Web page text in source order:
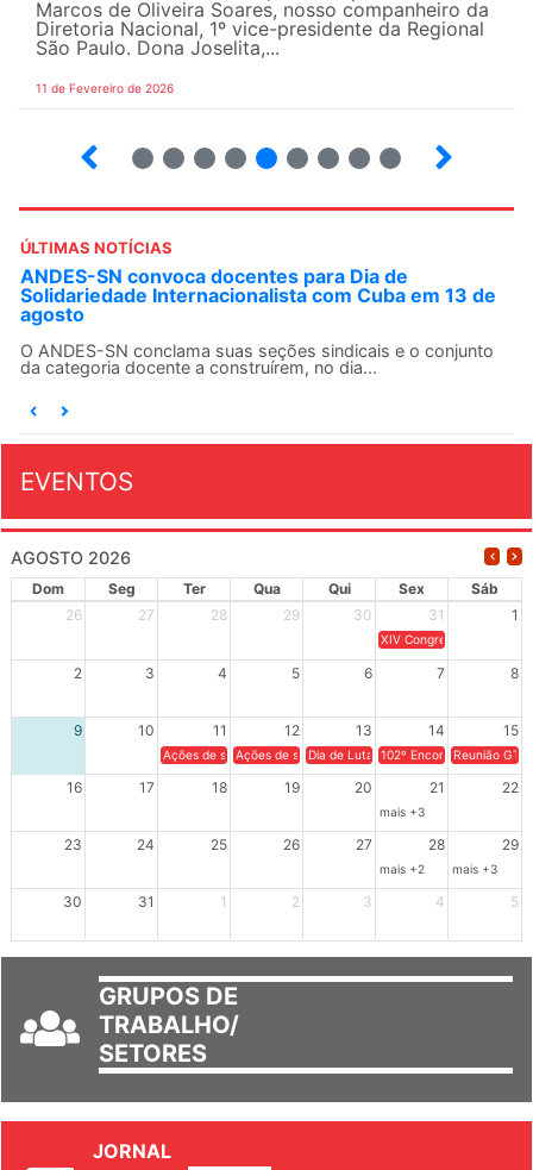
Marcos de Oliveira Soares, nosso companheiro da
Diretoria Nacional, 1º vice-presidente da Regional
São Paulo. Dona Joselita,...
11 de Fevereiro de 2026
ÚLTIMAS NOTÍCIAS
ANDES-SN convoca docentes para Dia de
Solidariedade Internacionalista com Cuba em 13 de
agosto
O ANDES-SN conclama suas seções sindicais e o conjunto
da categoria docente a construírem, no dia...
EVENTOS
AGOSTO 2026
Dom Seg Ter Qua Qui Sex
Sáb
26
27 28 29 30 31 1
XIV Congresso Brasileiro
2 3 4 5 6 7 8
9 10 11 12 13 14 15
Ações de solidariedade a Cuba no Rio Grande do Sul - 100
Ações de solidariedade a Cuba no Rio Grande do
Dia de Luta em Defesa de Cuba e da
102º Encontro da
Reunião
16 17 18 19 20 21 22
mais +3
23 24 25 26 27 28 29
mais +2 mais +3
30 31 1 2 3 4 5
GRUPOS DE
TRABALHO/
SETORES
JORNAL